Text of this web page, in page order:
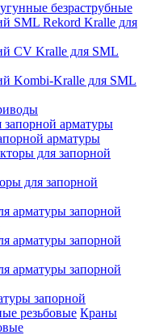
безраструбные
SML Rekord Kralle для
CV Kralle для SML
Kombi-Kralle для SML
арматуры
для запорной
арматуры запорной
арматуры запорной
арматуры запорной
запорной
Краны